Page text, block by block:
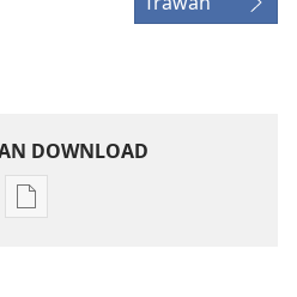
DOWNLOAD
Download